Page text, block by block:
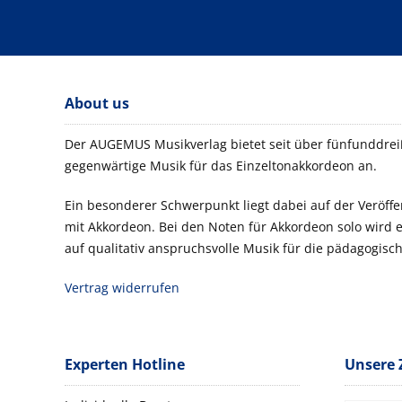
About us
Der AUGEMUS Musikverlag bietet seit über
gegenwärtige Musik für das Einzeltonakkordeon an.
Ein besonderer Schwerpunkt liegt dabei auf der
mit Akkordeon. Bei den Noten für Akkordeon solo wird
auf qualitativ anspruchsvolle Musik für die
Vertrag widerrufen
Experten Hotline Unsere